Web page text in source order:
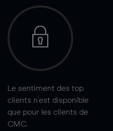
Le sentiment des top
clients n'est disponible
que pour les clients de
CMC.